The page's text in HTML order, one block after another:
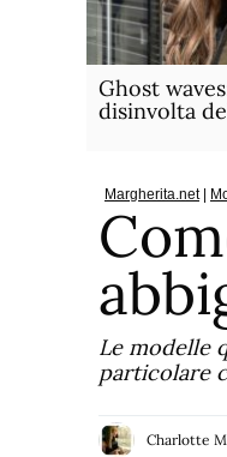
Ghost
disinvolta
Margherita.net|
Le modelle
particolare
Charlotte